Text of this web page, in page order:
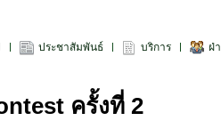
ประชาสัมพันธ์ บริการ ฝ่
ครั้งที่ 2